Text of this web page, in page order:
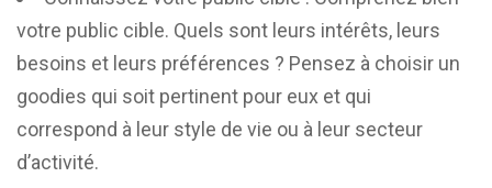
votre public cible. Quels sont leurs intérêts, leurs
besoins et leurs préférences ? Pensez à choisir un
goodies qui soit pertinent pour eux et qui
correspond à leur style de vie ou à leur secteur
d’activité.